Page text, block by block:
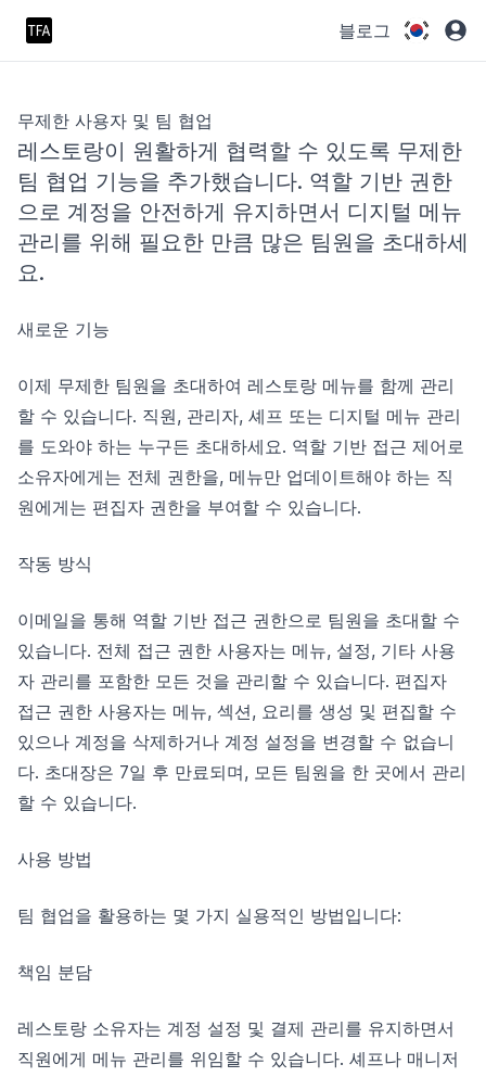
블로그
무제한 사용자 및 팀 협업
레스토랑이 원활하게 협력할 수 있도록 무제한
팀 협업 기능을 추가했습니다. 역할 기반 권한
으로 계정을 안전하게 유지하면서 디지털 메뉴
관리를 위해 필요한 만큼 많은 팀원을 초대하세
요.
새로운 기능
이제 무제한 팀원을 초대하여 레스토랑 메뉴를 함께 관리
할 수 있습니다. 직원, 관리자, 셰프 또는 디지털 메뉴 관리
를 도와야 하는 누구든 초대하세요. 역할 기반 접근 제어로
소유자에게는 전체 권한을, 메뉴만 업데이트해야 하는 직
원에게는 편집자 권한을 부여할 수 있습니다.
작동 방식
이메일을 통해 역할 기반 접근 권한으로 팀원을 초대할 수
있습니다. 전체 접근 권한 사용자는 메뉴, 설정, 기타 사용
자 관리를 포함한 모든 것을 관리할 수 있습니다. 편집자
접근 권한 사용자는 메뉴, 섹션, 요리를 생성 및 편집할 수
있으나 계정을 삭제하거나 계정 설정을 변경할 수 없습니
다. 초대장은 7일 후 만료되며, 모든 팀원을 한 곳에서 관리
할 수 있습니다.
사용 방법
팀 협업을 활용하는 몇 가지 실용적인 방법입니다:
책임 분담
레스토랑 소유자는 계정 설정 및 결제 관리를 유지하면서
직원에게 메뉴 관리를 위임할 수 있습니다. 셰프나 매니저